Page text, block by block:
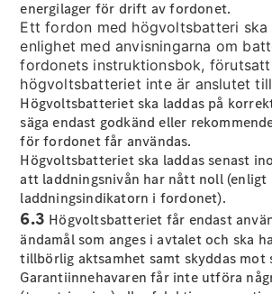
Maybach SL
Monogram
Series
Konfigurator
Mercedes-
Benz Online
Store
Grand Limousine
energilager för drift av fordonet.
Ett fordon med högvoltsbatteri
enlighet med anvisningarna om
fordonets instruktionsbok,
högvoltsbatteriet inte är anslutet
Högvoltsbatteriet ska laddas på
säga endast godkänd eller
för fordonet får användas.
Högvoltsbatteriet ska laddas senast
att laddningsnivån har nått noll (enligt
laddningsindikatorn i fordonet).
6.3 Högvoltsbatteriet får endast
ändamål som anges i avtalet och ska
tillbörlig aktsamhet samt skyddas mot
Garantiinnehavaren får inte utföra